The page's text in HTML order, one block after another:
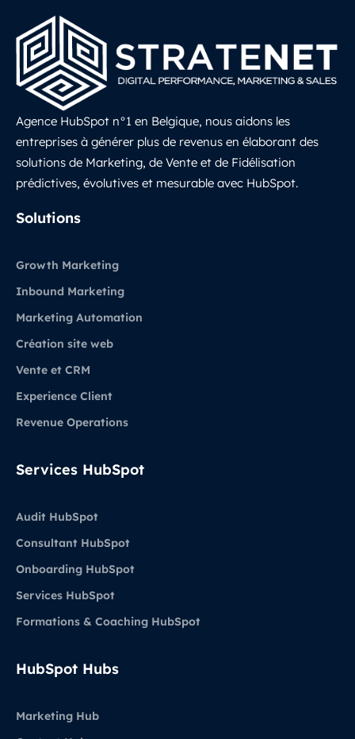
Agence HubSpot n°1 en Belgique, nous aidons les
entreprises à générer plus de revenus en élaborant des
solutions de Marketing, de Vente et de Fidélisation
prédictives, évolutives et mesurable avec HubSpot.
Solutions
Growth Marketing
Inbound Marketing
Marketing Automation
Création site web
Vente et CRM
Experience Client
Revenue Operations
Services HubSpot
Audit HubSpot
Consultant HubSpot
Onboarding HubSpot
Services HubSpot
Formations & Coaching HubSpot
HubSpot Hubs
Marketing Hub